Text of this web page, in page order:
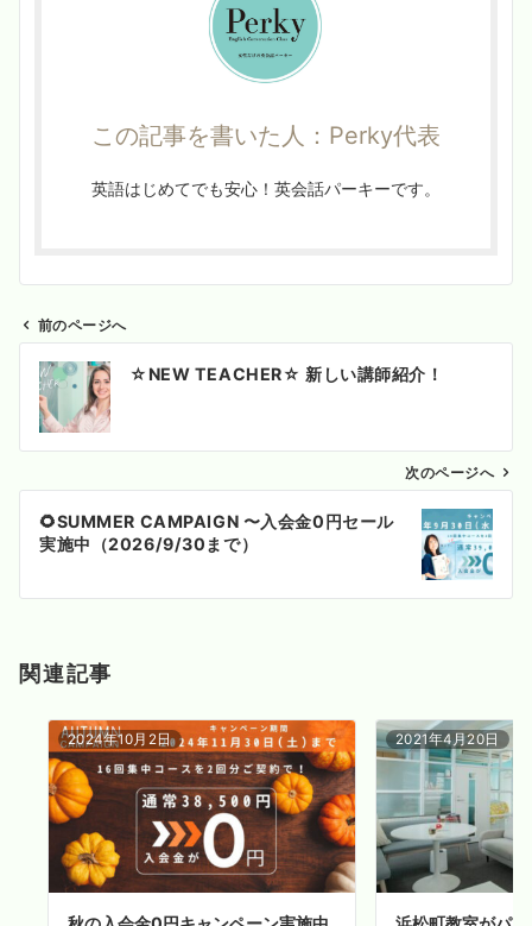
この記事を書いた人：Perky代表
英語はじめてでも安心！英会話パーキーです。
ン
前のページへ
☆NEW TEACHER☆ 新しい講師紹介！
次のページへ
🌻SUMMER CAMPAIGN 〜入会金0円セール
実施中（2026/9/30まで）
関連記事
2024年10月2日 2021年4月20日